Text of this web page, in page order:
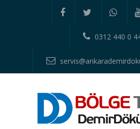
0312 440 0